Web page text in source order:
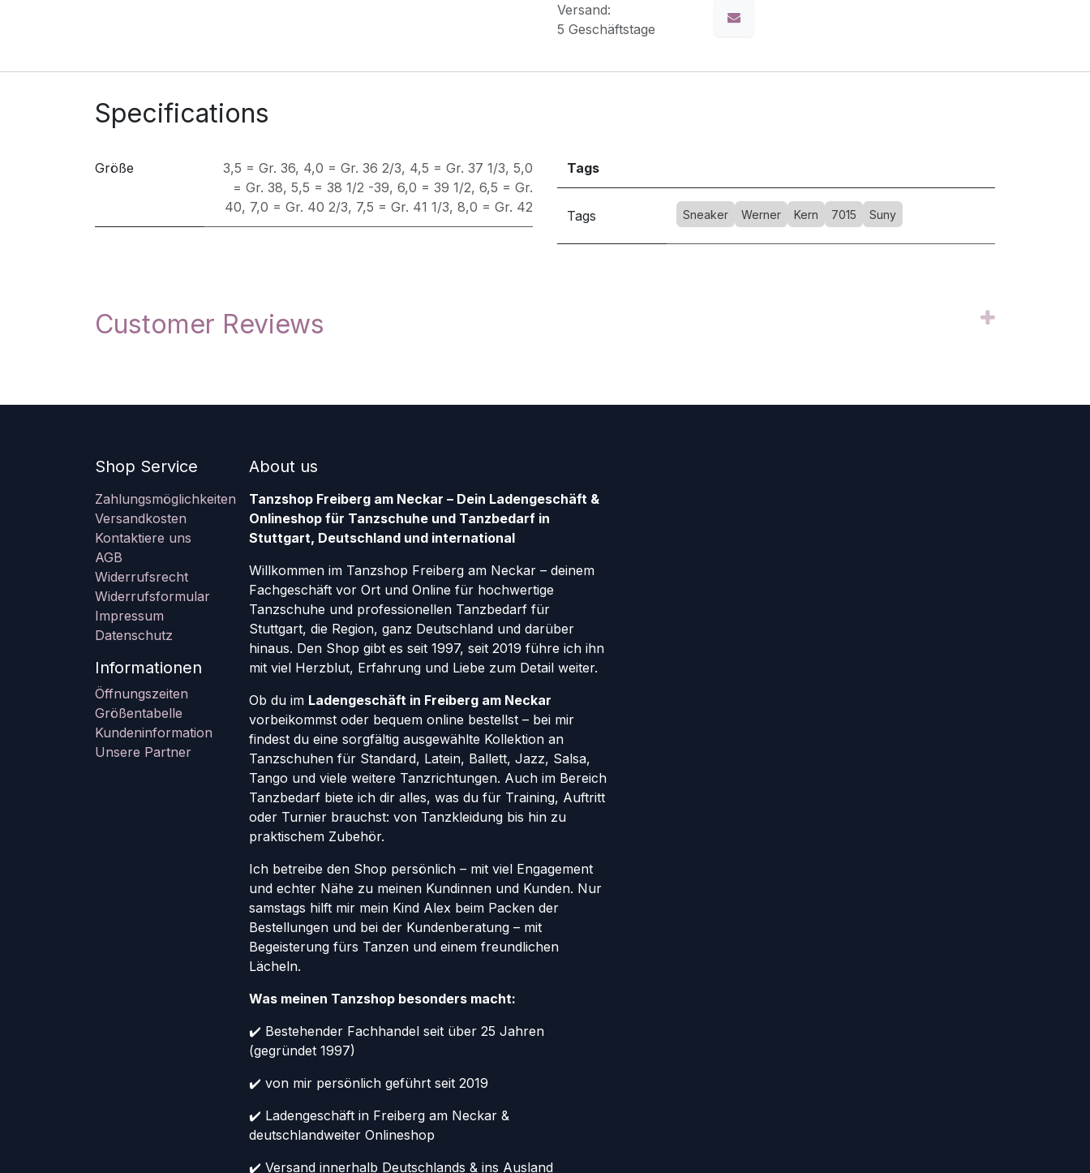
Versand:
5 Geschäftstage
Specifications
Größe 3,5 = Gr. 36, 4,0 = Gr. 36 2/3, 4,5 = Gr. 37 1/3, 5,0
= Gr. 38, 5,5 = 38 1/2 -39, 6,0 = 39 1/2, 6,5 = Gr.
40, 7,0 = Gr. 40 2/3, 7,5 = Gr. 41 1/3, 8,0 = Gr. 42
Tags
Tags Sneaker Werner Kern 7015 Suny
Customer Reviews
Shop Service
Zahlungsmöglichkeiten
Versandkosten
Kontaktiere uns
AGB
Widerrufsrecht
Widerrufsformular
Impressum
Datenschutz
Informationen
Öffnungszeiten
Größentabelle
Kundeninformation
Unsere Partner
About us
Tanzshop Freiberg am Neckar – Dein Ladengeschäft &
Onlineshop für Tanzschuhe und Tanzbedarf in
Stuttgart, Deutschland und international
Willkommen im Tanzshop Freiberg am Neckar – deinem
Fachgeschäft vor Ort und Online für hochwertige
Tanzschuhe und professionellen Tanzbedarf für
Stuttgart, die Region, ganz Deutschland und darüber
hinaus. Den Shop gibt es seit 1997, seit 2019 führe ich ihn
mit viel Herzblut, Erfahrung und Liebe zum Detail weiter.
Ob du im Ladengeschäft in Freiberg am Neckar
vorbeikommst oder bequem online bestellst – bei mir
findest du eine sorgfältig ausgewählte Kollektion an
Tanzschuhen für Standard, Latein, Ballett, Jazz, Salsa,
Tango und viele weitere Tanzrichtungen. Auch im Bereich
Tanzbedarf biete ich dir alles, was du für Training, Auftritt
oder Turnier brauchst: von Tanzkleidung bis hin zu
praktischem Zubehör.
Ich betreibe den Shop persönlich – mit viel Engagement
und echter Nähe zu meinen Kundinnen und Kunden. Nur
samstags hilft mir mein Kind Alex beim Packen der
Bestellungen und bei der Kundenberatung – mit
Begeisterung fürs Tanzen und einem freundlichen
Lächeln.
Was meinen Tanzshop besonders macht:
✔️ Bestehender Fachhandel seit über 25 Jahren
(gegründet 1997)
✔️ von mir persönlich geführt seit 2019
✔️ Ladengeschäft in Freiberg am Neckar &
deutschlandweiter Onlineshop
✔️ Versand innerhalb Deutschlands & ins Ausland